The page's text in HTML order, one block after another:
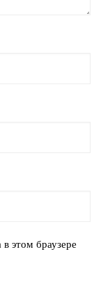
этом браузере